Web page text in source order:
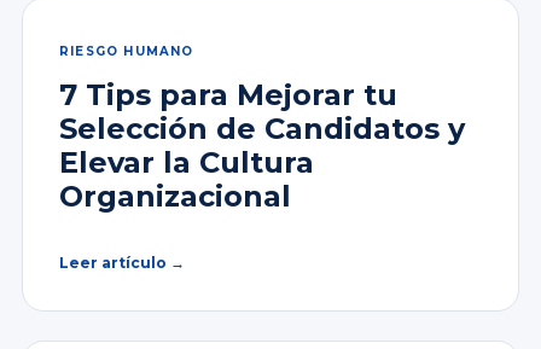
RIESGO HUMANO
7 Tips para Mejorar tu
Selección de Candidatos y
Elevar la Cultura
Organizacional
Leer artículo →